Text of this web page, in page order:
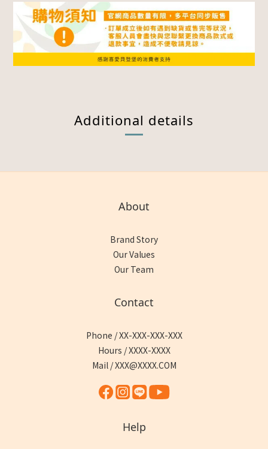
Additional details
About
Brand Story
Our Values
Our Team
Contact
Phone / XX-XXX-XXX-XXX
Hours / XXXX-XXXX
Mail / XXX@XXXX.COM
Help